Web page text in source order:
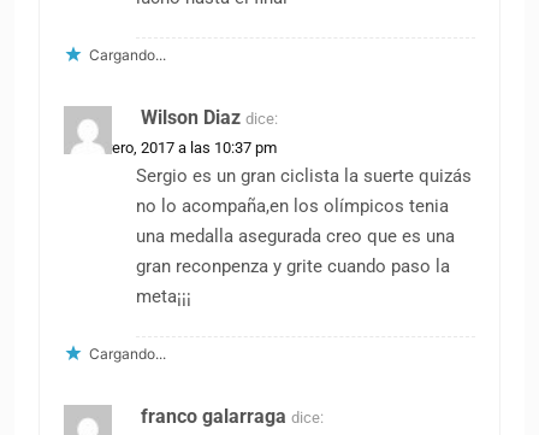
Cargando...
Wilson Diaz dice:
26 febrero, 2017 a las 10:37 pm
Sergio es un gran ciclista la suerte quizás
no lo acompaña,en los olímpicos tenia
una medalla asegurada creo que es una
gran reconpenza y grite cuando paso la
meta¡¡¡
Cargando...
franco galarraga dice: